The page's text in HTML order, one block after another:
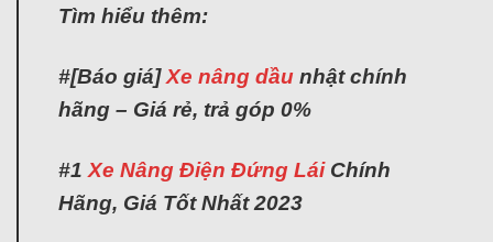
Tìm hiểu thêm:
#[Báo giá]Xe nâng dầu nhật chính
hãng – Giá rẻ, trả góp 0%
#1Xe Nâng Điện Đứng LáiChính
Hãng, Giá Tốt Nhất 2023